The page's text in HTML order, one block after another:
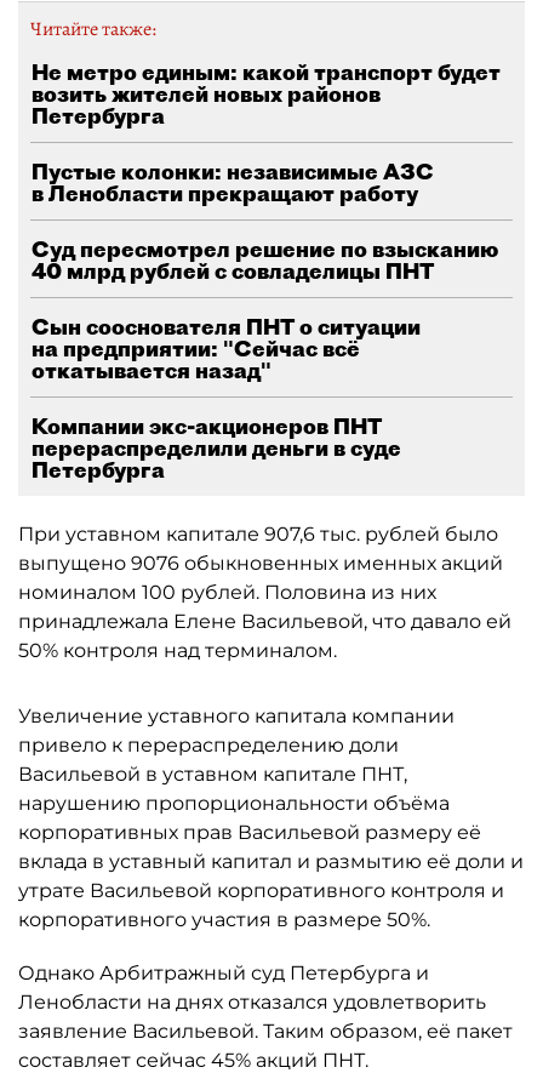
Читайте также:
Не метро единым: какой транспорт будет
возить жителей новых районов
Петербурга
Пустые колонки: независимые АЗС
в Ленобласти прекращают работу
Суд пересмотрел решение по взысканию
40 млрд рублей с совладелицы ПНТ
Сын сооснователя ПНТ о ситуации
на предприятии: "Сейчас всё
откатывается назад"
Компании экс-акционеров ПНТ
перераспределили деньги в суде
Петербурга
При уставном капитале 907,6 тыс. рублей было
выпущено 9076 обыкновенных именных акций
номиналом 100 рублей. Половина из них
принадлежала Елене Васильевой, что давало ей
50% контроля над терминалом.
Увеличение уставного капитала компании
привело к перераспределению доли
Васильевой в уставном капитале ПНТ,
нарушению пропорциональности объёма
корпоративных прав Васильевой размеру её
вклада в уставный капитал и размытию её доли и
утрате Васильевой корпоративного контроля и
корпоративного участия в размере 50%.
Однако Арбитражный суд Петербурга и
Ленобласти на днях отказался удовлетворить
заявление Васильевой. Таким образом, её пакет
составляет сейчас 45% акций ПНТ.